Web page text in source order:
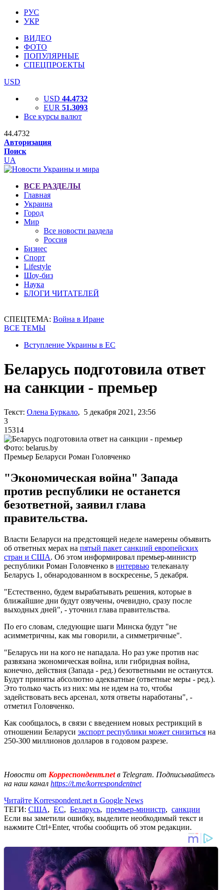
РУС
УКР
ВИДЕО
ФОТО
ПОПУЛЯРНЫЕ
СПЕЦПРОЕКТЫ
USD
USD 44.4732
EUR 51.3093
Все курсы валют
44.4732
Авторизация
Поиск
UA
ВСЕ РАЗДЕЛЫ
Главная
Украина
Город
Мир
Все новости раздела
Россия
Бизнес
Спорт
Lifestyle
Шоу-биз
Наука
БЛОГИ ЧИТАТЕЛЕЙ
СПЕЦТЕМА: Война в Иране
ВСЕ ТЕМЫ
Вступление Украины в ЕС
Беларусь подготовила ответ
на санкции - премьер
Текст: Олена Буркало, 5 декабря 2021, 23:56
3
15314
Фото: belarus.by
Премьер Беларуси Роман Головченко
"Экономическая война" Запада
против республики не останется
безответной, заявил глава
правительства.
Власти Беларуси на предстоящей неделе намерены объявить
об ответных мерах на пятый пакет санкций европейских
стран и США. Об этом информировал премьер-министр
республики Роман Головченко в интервью телеканалу
Беларусь 1, обнародованном в воскресенье, 5 декабря.
"Естественно, будем вырабатывать решения, которые в
ближайшие дни будут озвучены, очевидно, сразу после
выходных дней", - уточнил глава правительства.
По его словам, следующие шаги Минска будут "не
асимметричны, как мы говорили, а симметричные".
"Беларусь ни на кого не нападала. Но раз уже против нас
развязана экономическая война, или гибридная война,
конечно, действия (Запада - ред.) безответными не останутся.
Будут приняты абсолютно адекватные (ответные меры - ред.).
Это только часть из них: мы не идем на то, чтобы
задействовать весь арсенал, хотя ответы наработаны", -
отметил Головченко.
Как сообщалось, в связи с введением новых рестрикций в
отношении Беларуси экспорт республики может снизиться на
250-300 миллионов долларов в годовом разрезе.
Новости от Корреспондент.netв Telegram. Подписывайтесь
на наш канал https://t.me/korrespondentnet
Читайте Korrespondent.net в Google News
ТЕГИ: США, ЕС, Беларусь, премьер-министр, санкции
Если вы заметили ошибку, выделите необходимый текст и
нажмите Ctrl+Enter, чтобы сообщить об этом редакции.